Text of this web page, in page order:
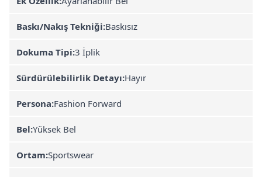
Baskı/Nakış Tekniği:Baskısız
Dokuma Tipi:3 İplik
Sürdürülebilirlik Detayı:Hayır
Persona:Fashion Forward
Bel:Yüksek Bel
Ortam:Sportswear